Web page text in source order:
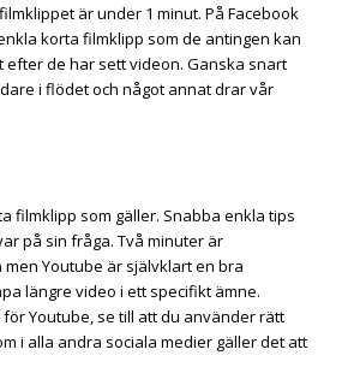
är under 1 minut. På Facebook
korta filmklipp som de antingen kan
efter de har sett videon. Ganska snart
i flödet och något annat drar vår
filmklipp som gäller. Snabba enkla tips
på sin fråga. Två minuter är
Youtube är självklart en bra
längre video i ett specifikt ämne.
Youtube, se till att du använder rätt
i alla andra sociala medier gäller det att